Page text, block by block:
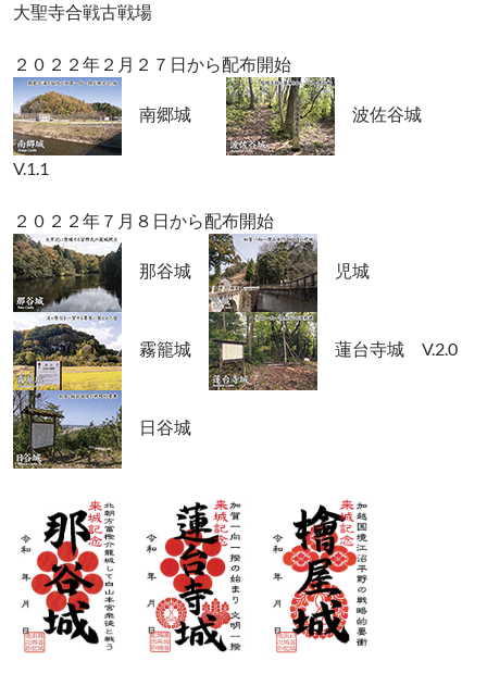
大聖寺合戦古戦場
２０２２年２月２７日から配布開始
南郷城 波佐谷城
V.1.1
２０２２年７月８日から配布開始
那谷城 児城
霧籠城 蓮台寺城 V.2.0
日谷城